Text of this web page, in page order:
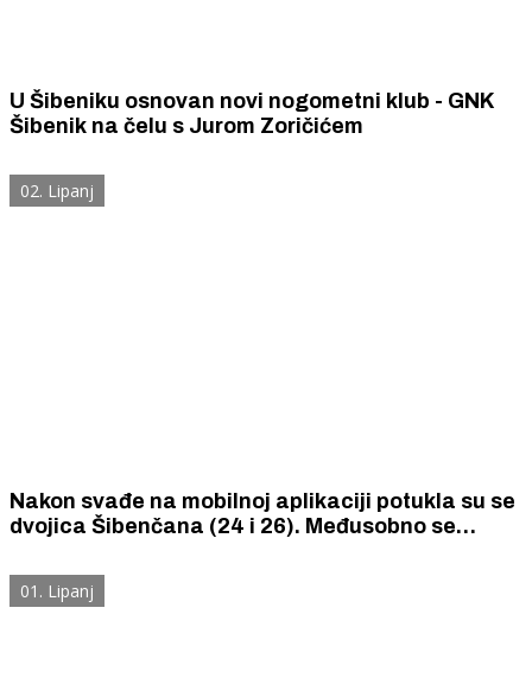
U Šibeniku osnovan novi nogometni klub - GNK
Šibenik na čelu s Jurom Zoričićem
02. Lipanj
Nakon svađe na mobilnoj aplikaciji potukla su se
dvojica Šibenčana (24 i 26). Međusobno se
šakama, bocama i pepeljarom.
01. Lipanj